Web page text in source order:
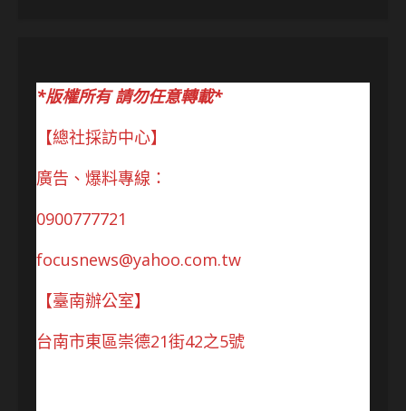
*版權所有 請勿任意轉載*
【總社採訪中心】
廣告、爆料專線：
0900777721
focusnews@yahoo.com.tw
【臺南辦公室】
台南市東區崇德21街42之5號